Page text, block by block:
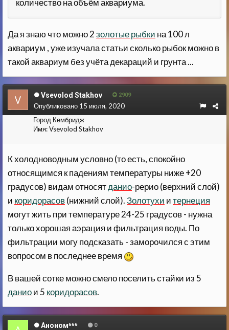
количество на объём аквариума.
Да я знаю что можно 2золотые рыбки на 100 л
аквариум , уже изучала статьи сколько рыбок можно в
такой аквариум без учёта декараций и грунта ...
Vsevolod Stakhov 2909
Город Кембридж
Имя:Vsevolod Stakhov
Опубликовано 15 июля, 2020
К холодноводным условно (то есть, спокойно
относящимся к падениям температуры ниже +20
градусов) видам относятданио-рерио (верхний слой)
и коридорасов(нижний слой).Золотухи итернеция
могут жить при температуре 24-25 градусов - нужна
только хорошая аэрация и фильтрация воды. По
фильтрации могу подсказать - заморочился с этим
вопросом в последнее время
В вашей сотке можно смело поселить стайки из 5
даниои 5 коридорасов.
Аноном⁶⁶⁶ 0